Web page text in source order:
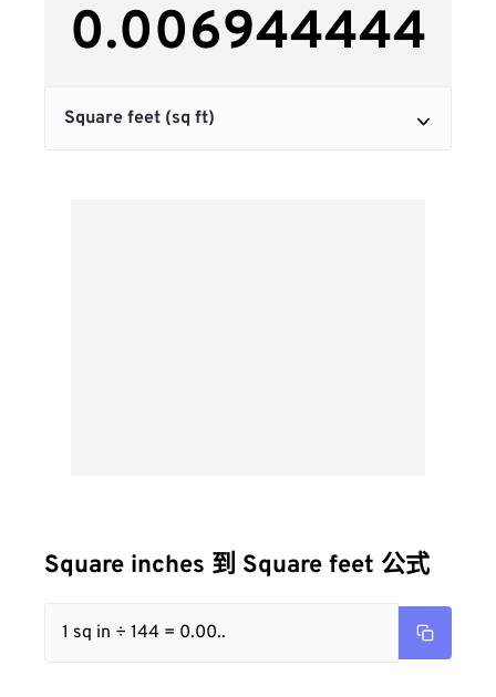
Square inches 到 Square feet 公式
1 sq in ÷ 144 = 0.00..